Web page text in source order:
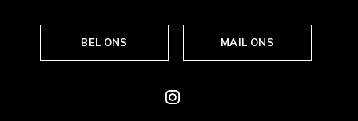
BEL ONS MAIL ONS